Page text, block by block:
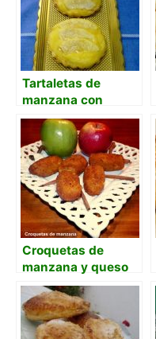
Tartaletas de
manzana con
crema pastelera
Croquetas de
manzana y queso
con crema
pastelera